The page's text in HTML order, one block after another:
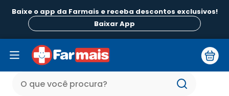
Baixe o app da Farmais e receba descontos exclusivos!
Baixar App